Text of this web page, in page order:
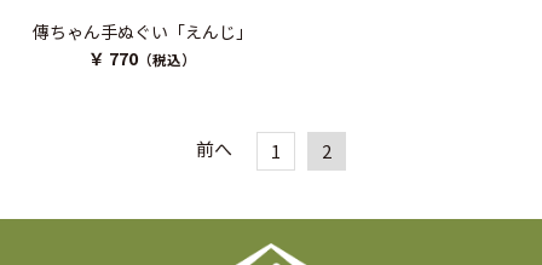
傳ちゃん手ぬぐい「えんじ」
￥ 770 （税込）
前へ 1 2